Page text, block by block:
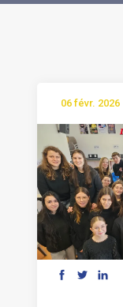
06 févr. 2026